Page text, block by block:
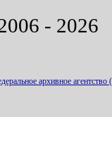
- 2026